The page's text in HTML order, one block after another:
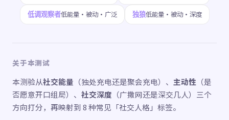
低调观察者低能量·被动·广泛 独狼低能量·被动·深度
关于本测试
本测验从社交能量 （独处充电还是聚会充电）、 主动性 （是
否愿意开口组局）、 社交深度 （广撒网还是深交几人）三个
方向打分，再映射到 8 种常见「社交人格」标签。